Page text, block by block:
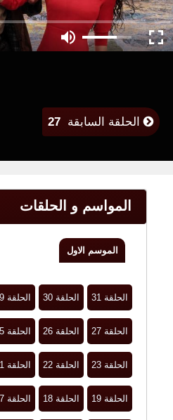
الحلقة السابقة 27
المواسم و الحلقات
الموسم الاول
الحلقة 31 الحلقة 30 الحلقة 29
الحلقة 27 الحلقة 26 الحلقة 25
الحلقة 23 الحلقة 22 الحلقة 21
الحلقة 19 الحلقة 18 الحلقة 17